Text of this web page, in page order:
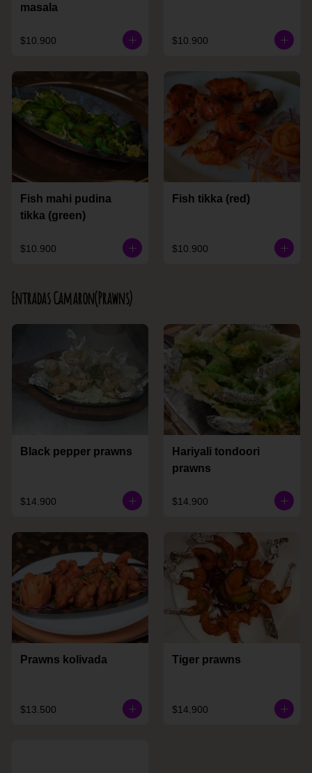
masala
$10.900 $10.900
Fish mahi pudina
tikka (green)
$10.900
Fish tikka (red)
$10.900
Entradas Camaron(Prawns)
Black pepper prawns
$14.900
Hariyali tondoori
prawns
$14.900
Prawns kolivada
$13.500
Tiger prawns
$14.900